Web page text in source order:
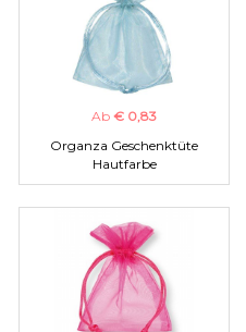
Ab € 0,83
Organza Geschenktüte
Hautfarbe